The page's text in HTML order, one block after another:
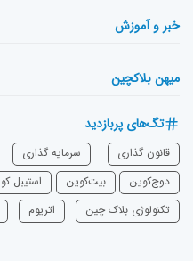
خبر و آموزش
میهن بلاکچین
تگ‌های پربازدید
قانون گذاری سرمایه‌ گذاری
دوج‌کوین
بیت‌کوین استیبل
تکنولوژی بلاک چین
اتریوم